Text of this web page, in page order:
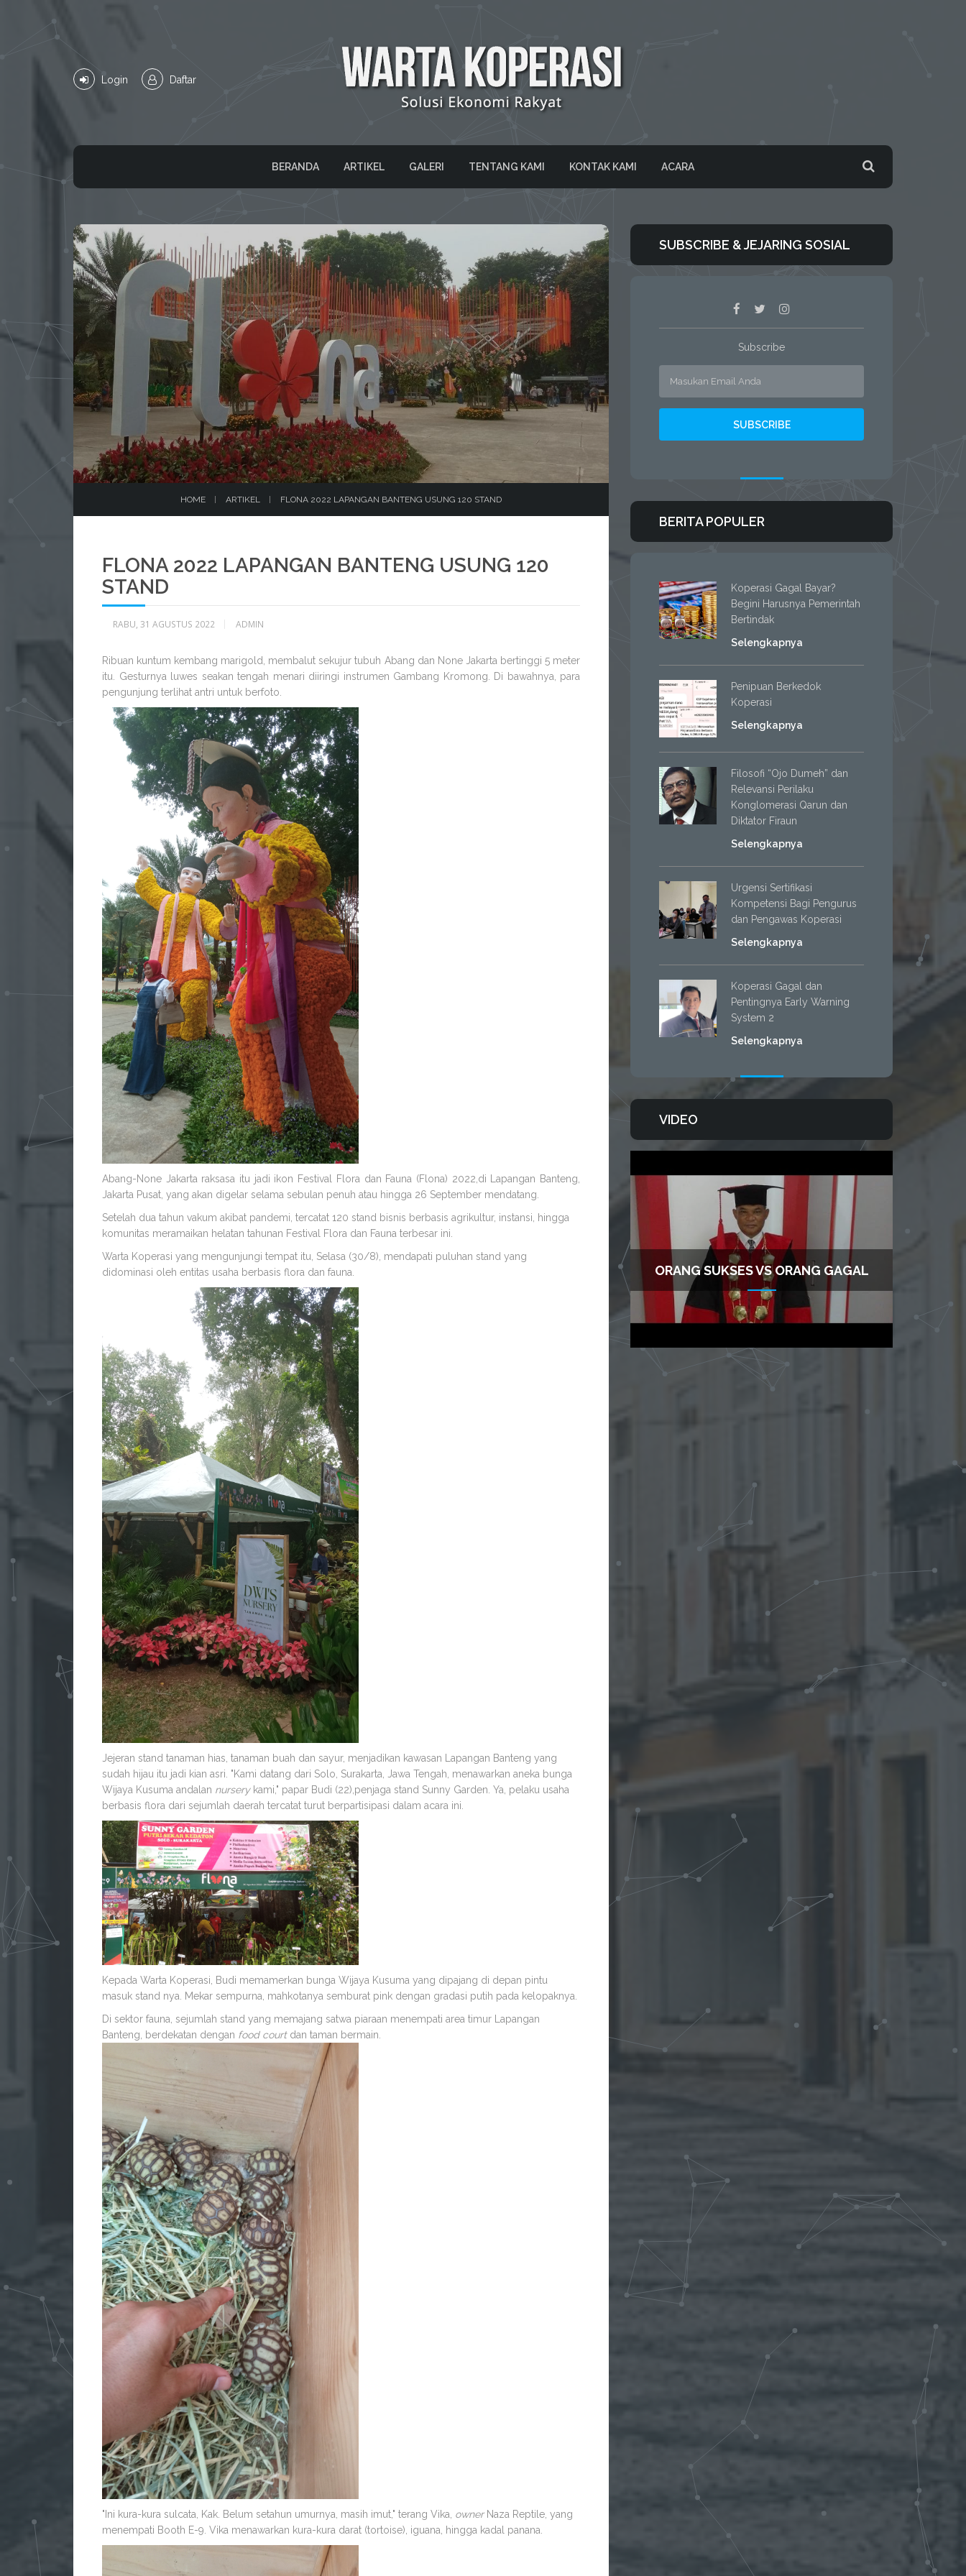
Login Daftar
BERANDA ARTIKEL GALERI TENTANG KAMI KONTAK KAMI ACARA
HOME ARTIKEL FLONA 2022 LAPANGAN BANTENG USUNG 120 STAND
FLONA 2022 LAPANGAN BANTENG USUNG 120
STAND
RABU, 31 AGUSTUS 2022 ADMIN
Ribuan kuntum kembang marigold, membalut sekujur tubuh Abang dan None Jakarta bertinggi 5 meter
itu. Gesturnya luwes seakan tengah menari diiringi instrumen Gambang Kromong. Di bawahnya, para
pengunjung terlihat antri untuk berfoto.
Abang-None Jakarta raksasa itu jadi ikon Festival Flora dan Fauna (Flona) 2022,di Lapangan Banteng,
Jakarta Pusat, yang akan digelar selama sebulan penuh atau hingga 26 September mendatang.
Setelah dua tahun vakum akibat pandemi, tercatat 120 stand bisnis berbasis agrikultur, instansi, hingga
komunitas meramaikan helatan tahunan Festival Flora dan Fauna terbesar ini.
Warta Koperasi yang mengunjungi tempat itu, Selasa (30/8), mendapati puluhan stand yang
didominasi oleh entitas usaha berbasis flora dan fauna.
Jejeran stand tanaman hias, tanaman buah dan sayur, menjadikan kawasan Lapangan Banteng yang
sudah hijau itu jadi kian asri. "Kami datang dari Solo, Surakarta, Jawa Tengah, menawarkan aneka bunga
Wijaya Kusuma andalan nursery kami," papar Budi (22),penjaga stand Sunny Garden. Ya, pelaku usaha
berbasis flora dari sejumlah daerah tercatat turut berpartisipasi dalam acara ini.
Kepada Warta Koperasi, Budi memamerkan bunga Wijaya Kusuma yang dipajang di depan pintu
masuk stand nya. Mekar sempurna, mahkotanya semburat pink dengan gradasi putih pada kelopaknya.
Di sektor fauna, sejumlah stand yang memajang satwa piaraan menempati area timur Lapangan
Banteng, berdekatan dengan food court dan taman bermain.
"Ini kura-kura sulcata, Kak. Belum setahun umurnya, masih imut," terang Vika, owner Naza Reptile, yang
menempati Booth E-9. Vika menawarkan kura-kura darat (tortoise), iguana, hingga kadal panana.
SUBSCRIBE & JEJARING SOSIAL
Subscribe
BERITA POPULER
Koperasi Gagal Bayar?
Begini Harusnya Pemerintah
Bertindak
Selengkapnya
Penipuan Berkedok
Koperasi
Selengkapnya
Filosofi “Ojo Dumeh” dan
Relevansi Perilaku
Konglomerasi Qarun dan
Diktator Firaun
Selengkapnya
Urgensi Sertifikasi
Kompetensi Bagi Pengurus
dan Pengawas Koperasi
Selengkapnya
Koperasi Gagal dan
Pentingnya Early Warning
System 2
Selengkapnya
VIDEO
ORANG SUKSES VS ORANG GAGAL